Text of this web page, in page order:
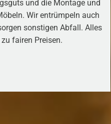
und die Montage und
Wir entrümpeln auch
sonstigen Abfall. Alles
fairen Preisen.